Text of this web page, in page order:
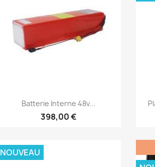
Aperçu rapide
Batterie Interne 48v...
398,00 €
NOUVEAU